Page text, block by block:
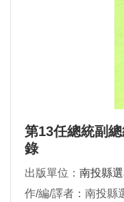
第13任總統副
錄
出版單位： 南投縣
作/編/譯者：南投縣